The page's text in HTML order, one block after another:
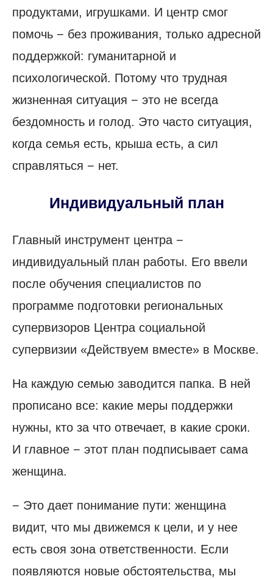
продуктами, игрушками. И центр смог
помочь − без проживания, только адресной
поддержкой: гуманитарной и
психологической. Потому что трудная
жизненная ситуация − это не всегда
бездомность и голод. Это часто ситуация,
когда семья есть, крыша есть, а сил
справляться − нет.
Индивидуальный план
Главный инструмент центра −
индивидуальный план работы. Его ввели
после обучения специалистов по
программе подготовки региональных
супервизоров Центра социальной
супервизии «Действуем вместе» в Москве.
На каждую семью заводится папка. В ней
прописано все: какие меры поддержки
нужны, кто за что отвечает, в какие сроки.
И главное − этот план подписывает сама
женщина.
− Это дает понимание пути: женщина
видит, что мы движемся к цели, и у нее
есть своя зона ответственности. Если
появляются новые обстоятельства, мы